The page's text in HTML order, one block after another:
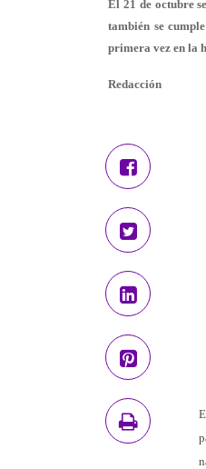
El 21 de octubre
también se
primera vez en la
Redacción